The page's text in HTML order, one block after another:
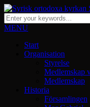
MENU
Start
Organisation
Styrelse
Medlemskap
Medlemskap
Historia
Församlingen